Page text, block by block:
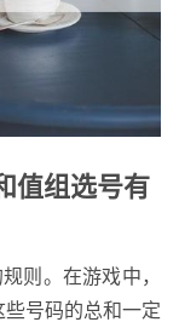
值组选号有
则。在游戏中，
号码的总和一定